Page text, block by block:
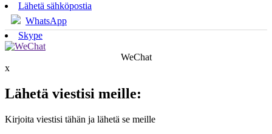
Lähetä sähköpostia
WhatsApp
Skype
WeChat
x
Lähetä viestisi meille:
Kirjoita viestisi tähän ja lähetä se meille